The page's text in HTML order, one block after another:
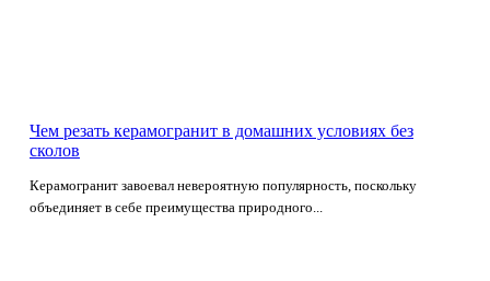
Чем резать керамогранит в домашних условиях без
сколов
Керамогранит завоевал невероятную популярность, поскольку
объединяет в себе преимущества природного...